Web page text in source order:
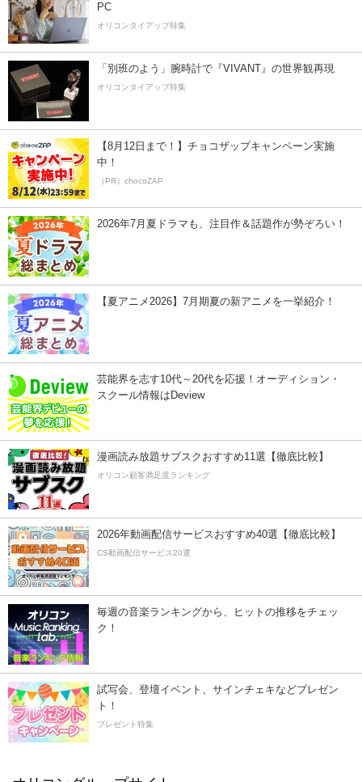
PC
オリコンタイアップ特集
「別班のよう」腕時計で『VIVANT』の世界観再現
オリコンタイアップ特集
【8月12日まで！】チョコザップキャンペーン実施
中！
（PR）chocoZAP
2026年7月夏ドラマも、注目作＆話題作が勢ぞろい！
【夏アニメ2026】7月期夏の新アニメを一挙紹介！
芸能界を志す10代～20代を応援！オーディション・
スクール情報はDeview
漫画読み放題サブスクおすすめ11選【徹底比較】
オリコン顧客満足度ランキング
2026年動画配信サービスおすすめ40選【徹底比較】
CS動画配信サービス20選
毎週の音楽ランキングから、ヒットの推移をチェッ
ク！
試写会、登壇イベント、サインチェキなどプレゼン
ト！
プレゼント特集